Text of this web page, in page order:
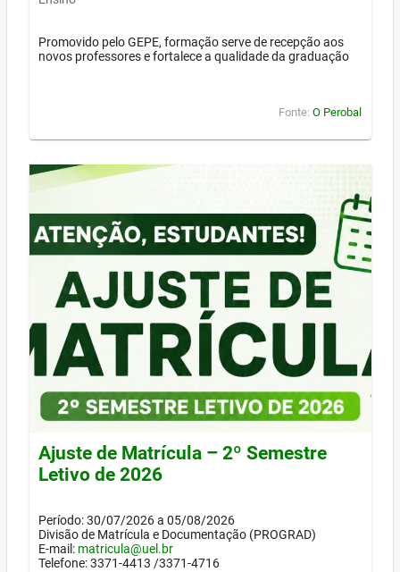
Promovido pelo GEPE, formação serve de recepção aos
novos professores e fortalece a qualidade da graduação
Fonte: O Perobal
Ajuste de Matrícula – 2º Semestre
Letivo de 2026
Período: 30/07/2026 a 05/08/2026
Divisão de Matrícula e Documentação (PROGRAD)
E-mail: matricula@uel.br
Telefone: 3371-4413 /3371-4716